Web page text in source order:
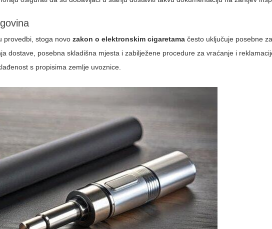
provedbi, stoga novozakon o elektronskim cigaretama često uključuje posebne
dostave, posebna skladišna mjesta i zabilježene procedure za vraćanje i
s propisima zemlje uvoznice.